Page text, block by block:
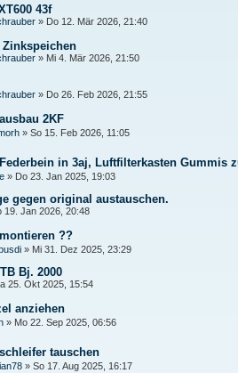
43f
» Do 12. Mär 2026, 21:40
» Mi 4. Mär 2026, 21:50
» Do 26. Feb 2026, 21:55
2KF
» So 15. Feb 2026, 11:05
in 3aj, Luftfilterkasten Gummis
» Do 23. Jan 2025, 19:03
gegen original austauschen.
19. Jan 2026, 20:48
??
» Mi 31. Dez 2025, 23:29
Bj. 2000
25. Okt 2025, 15:54
anziehen
» Mo 22. Sep 2025, 06:56
tauschen
» So 17. Aug 2025, 16:17